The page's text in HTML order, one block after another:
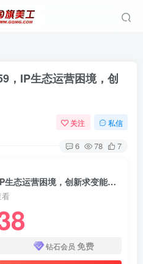
，IP生态运营困境，创
关注 私信
6 78 7
「汤姆猫」汤姆猫300459，IP生态运营困境，创新求变能否逆转颓势？
看
钻石会员 免费